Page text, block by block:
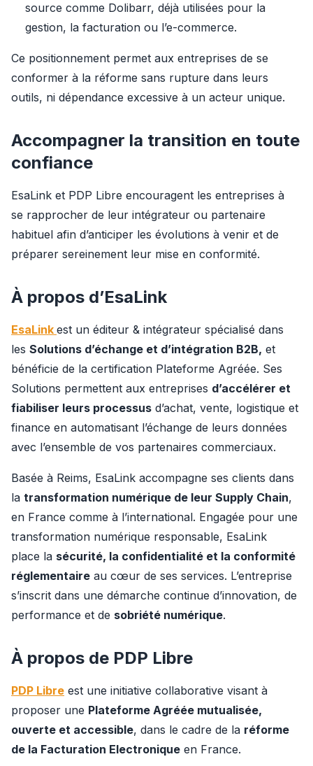
source comme Dolibarr, déjà utilisées pour la
gestion, la facturation ou l’e-commerce.
Ce positionnement permet aux entreprises de se
conformer à la réforme sans rupture dans leurs
outils, ni dépendance excessive à un acteur unique.
Accompagner la transition en toute
confiance
EsaLink et PDP Libre encouragent les entreprises à
se rapprocher de leur intégrateur ou partenaire
habituel afin d’anticiper les évolutions à venir et de
préparer sereinement leur mise en conformité.
À propos d’EsaLink
EsaLink est un éditeur & intégrateur spécialisé dans
les ​ Solutions d’échange et d’intégration B2B, et
bénéficie de la certification Plateforme Agréée. Ses
Solutions permettent aux entreprises d’accélérer et
fiabiliser leurs processus d’achat, vente, logistique et
finance en automatisant l’échange de leurs données
avec l’ensemble de vos partenaires commerciaux.
Basée à Reims, EsaLink accompagne ses clients dans
la transformation numérique de leur Supply Chain,
en France comme à l’international. Engagée pour une
transformation numérique responsable, EsaLink
place la sécurité, la confidentialité et la conformité
réglementaire au cœur de ses services. L’entreprise
s’inscrit dans une démarche continue d’innovation, de
performance et de sobriété numérique.
À propos de PDP Libre
PDP Libre est une initiative collaborative visant à
proposer une Plateforme Agréée mutualisée,
ouverte et accessible, dans le cadre de la réforme
de la Facturation Electronique en France.